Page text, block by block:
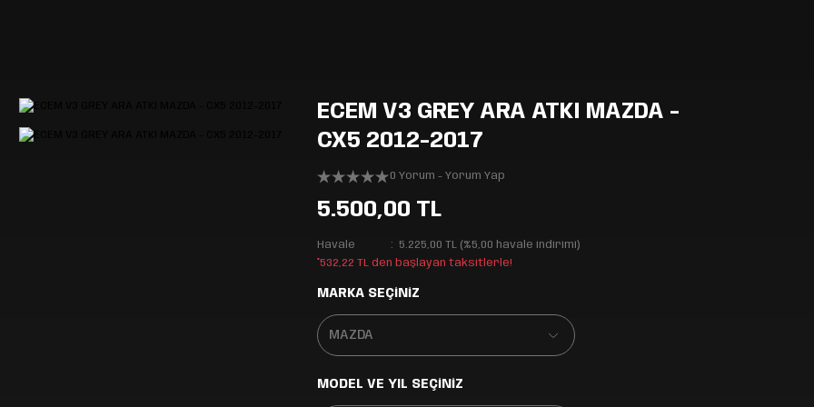
ECEM V3 GREY ARA ATKI MAZDA -
CX5 2012-2017
0 Yorum - Yorum Yap
5.500,00 TL
Havale
5.225,00 TL (%5,00 havale indirimi)
*532,22 TL den başlayan taksitlerle!
MARKA SEÇİNİZ
MODEL VE YIL SEÇİNİZ